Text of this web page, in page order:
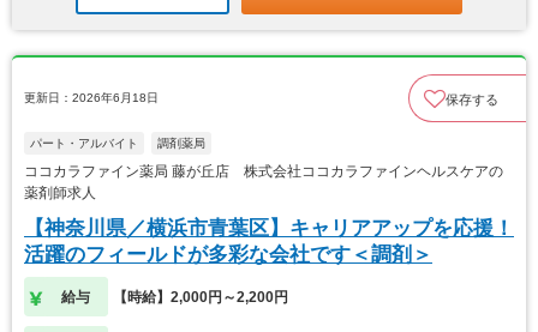
更新日：2026年6月18日 保存する
パート・アルバイト 調剤薬局
ココカラファイン薬局 藤が丘店 株式会社ココカラファインヘルスケアの
薬剤師求人
【神奈川県／横浜市青葉区】キャリアアップを応援！
活躍のフィールドが多彩な会社です＜調剤＞
給与 【時給】2,000円～2,200円